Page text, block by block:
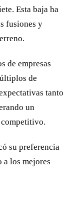
Esta baja ha
fusiones y
de empresas
de
tanto
un
competitivo.
su preferencia
a los mejores